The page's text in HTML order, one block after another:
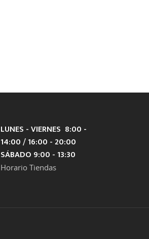
LUNES - VIERNES 8:00 -
14:00 / 16:00 - 20:00
SÁBADO 9:00 - 13:30
Horario Tiendas